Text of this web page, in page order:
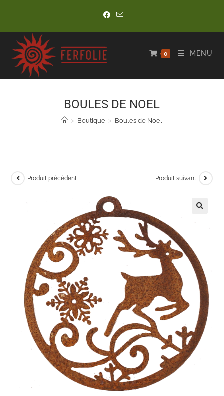
content
0 MENU
BOULES DE NOEL
> Boutique > Boules de Noel
Produit précédent Produit suivant